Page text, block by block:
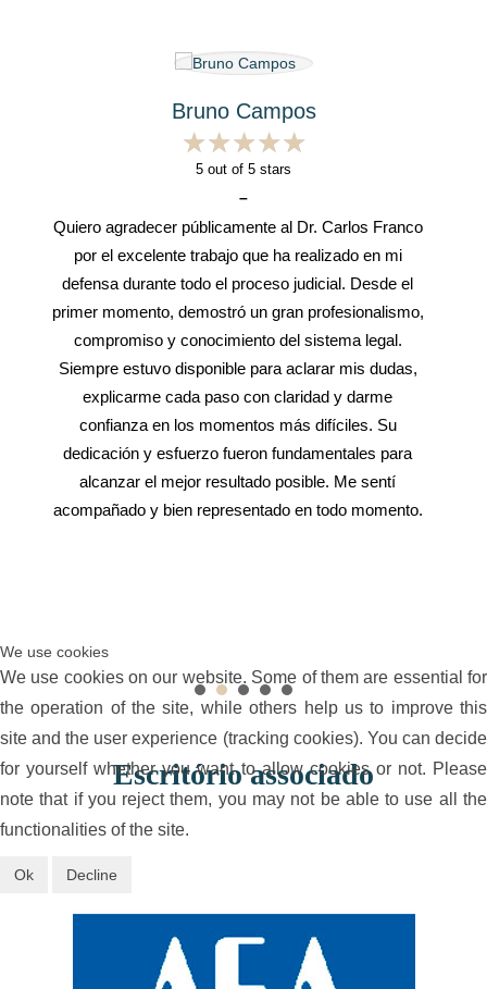
Bruno Campos
★★★★★
★★★★★
5 out of 5 stars
–
Quiero agradecer públicamente al Dr. Carlos Franco
por el excelente trabajo que ha realizado en mi
defensa durante todo el proceso judicial. Desde el
primer momento, demostró un gran profesionalismo,
compromiso y conocimiento del sistema legal.
Siempre estuvo disponible para aclarar mis dudas,
explicarme cada paso con claridad y darme
confianza en los momentos más difíciles. Su
dedicación y esfuerzo fueron fundamentales para
alcanzar el mejor resultado posible. Me sentí
acompañado y bien representado en todo momento.
Escritório associado
We use cookies
We use cookies on our website. Some of them are essential for
the operation of the site, while others help us to improve this
site and the user experience (tracking cookies). You can decide
for yourself whether you want to allow cookies or not. Please
note that if you reject them, you may not be able to use all the
functionalities of the site.
Ok Decline